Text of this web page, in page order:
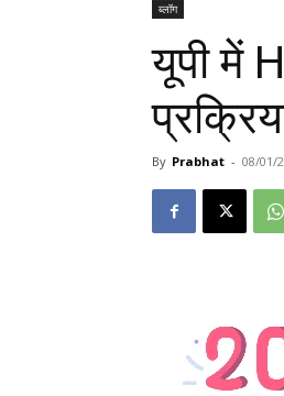
ब्लॉग
यूपी में
By Prabhat - 08/01/